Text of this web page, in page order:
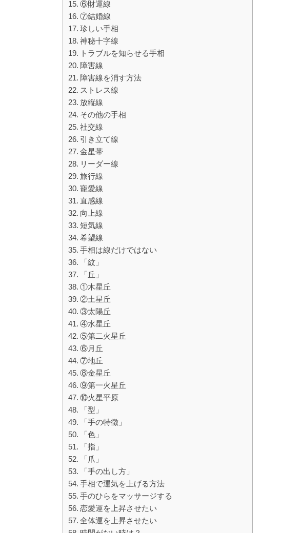
⑥財運線
⑦結婚線
珍しい手相
神秘十字線
トラブルを知らせる手相
障害線
障害線を消す方法
ストレス線
放縦線
その他の手相
社交線
引き立て線
金星帯
リーダー線
旅行線
寵愛線
直感線
向上線
短気線
希望線
手相は線だけではない
「紋」
「丘」
①木星丘
②土星丘
③太陽丘
④水星丘
⑤第二火星丘
⑥月丘
⑦地丘
⑧金星丘
⑨第一火星丘
⑩火星平原
「型」
「手の特徴」
「色」
「指」
「爪」
「手の出し方」
手相で運気を上げる方法
手のひらをマッサージする
恋愛運を上昇させたい
全体運を上昇させたい